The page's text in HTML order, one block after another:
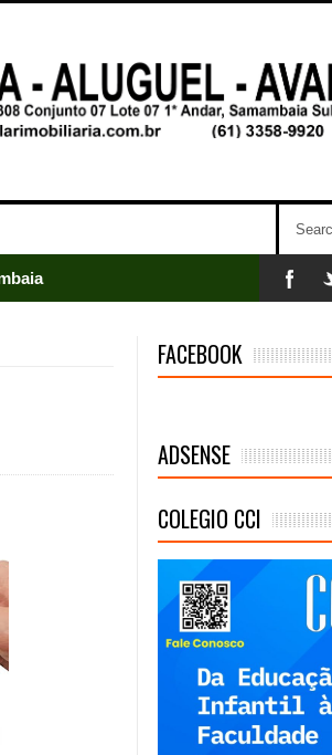
de Samambaia
72% da meta alcançada
FACEBOOK
ADSENSE
COLEGIO CCI